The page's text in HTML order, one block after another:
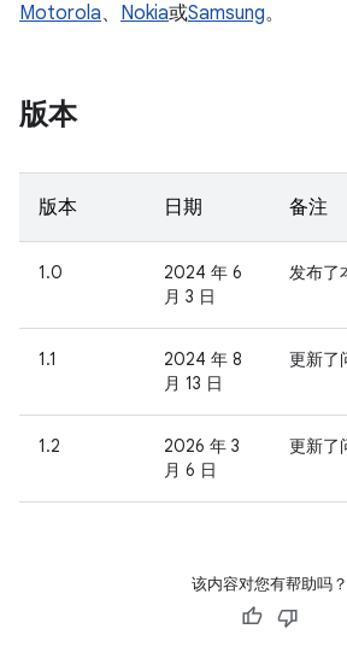
Motorola、 Nokia或Samsung。
版本
版本 日期 备注
1.0
2024 年 6
月 3 日
发布了
1.1
2024 年 8
月 13 日
更新了
1.2
2026 年 3
月 6 日
更新了
该内容对您有帮助吗？